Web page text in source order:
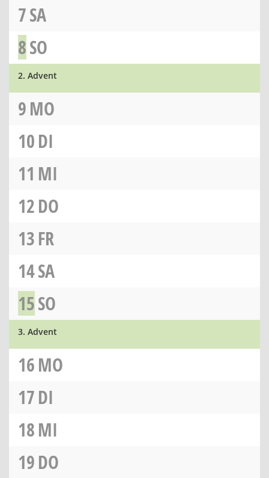
7SA
8SO
2. Advent
9MO
10DI
11 MI
12DO
13FR
14SA
15SO
3. Advent
16MO
17DI
18MI
19DO